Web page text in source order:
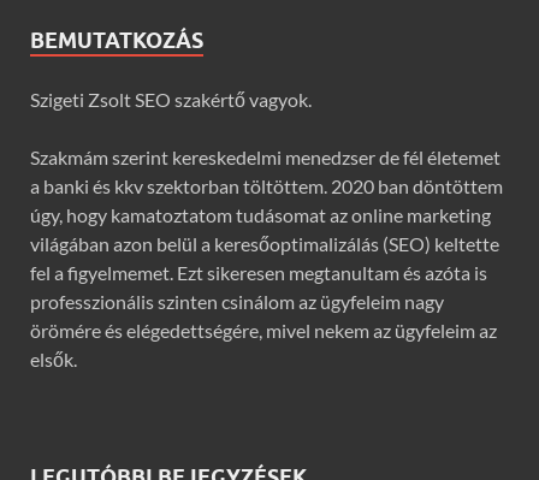
BEMUTATKOZÁS
Szigeti Zsolt SEO szakértő vagyok.
Szakmám szerint kereskedelmi menedzser de fél életemet
a banki és kkv szektorban töltöttem. 2020 ban döntöttem
úgy, hogy kamatoztatom tudásomat az online marketing
világában azon belül a keresőoptimalizálás (SEO) keltette
fel a figyelmemet. Ezt sikeresen megtanultam és azóta is
professzionális szinten csinálom az ügyfeleim nagy
örömére és elégedettségére, mivel nekem az ügyfeleim az
elsők.